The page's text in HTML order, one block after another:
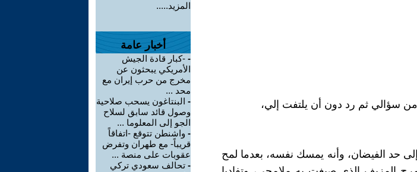
من سؤالي ثم رد دون أن يلتفت إلي،
حد الفيضان، وأنه يمسك نفسه، بعدما لمح
المزيد.....
أخبار عامة
- -كبار قادة الجيش
الأمريكي يبحثون عن
مخرج من حرب إيران مع
محد ...
- البنتاغون يسحب صلاحية
وصول قائد سابق لسلاح
الجو إلى المعلوما ...
- واشنطن تتوقع -اتفاقاً
قريباً- مع طهران وتفرض
عقوبات على منصة ...
- تحالف سعودي تركي